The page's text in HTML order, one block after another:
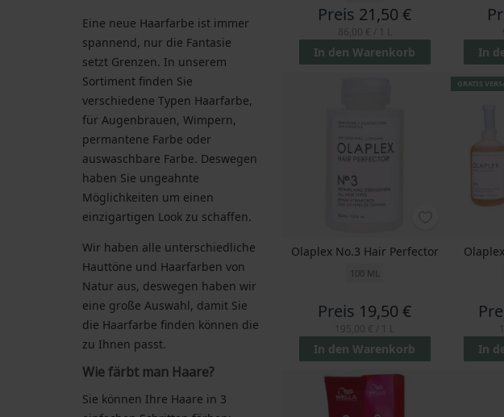
Preis 21,50 €
In den Warenkorb In
Olaplex No.3 Hair Perfector
100 ML
Preis 19,50 €
In den Warenkorb
GRATIS
In
Eine neue Haarfarbe ist immer
spannend, nur die Fantasie
setzt Grenzen. In unserem
Sortiment finden Sie
verschiedene Typen Haarfarbe,
für Augenbrauen, Wimpern,
permantene Farbe oder
auswaschbare Farbe. Deswegen
haben Sie ungeahnte
Möglichkeiten um einen
einzigartigen Look zu schaffen.
Wir haben alle unterschiedliche
Hauttöne und Haarfarben von
Natur aus, deswegen haben wir
eine große Auswahl, damit Sie
die Haarfarbe finden können die
zu Ihnen passt.
Wie färbt man Haare?
Sie können Ihre Haare in 3